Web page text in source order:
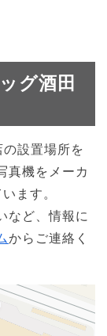
グ酒田
設置場所を
真機をメーカ
ます。
など、情報に
からご連絡く